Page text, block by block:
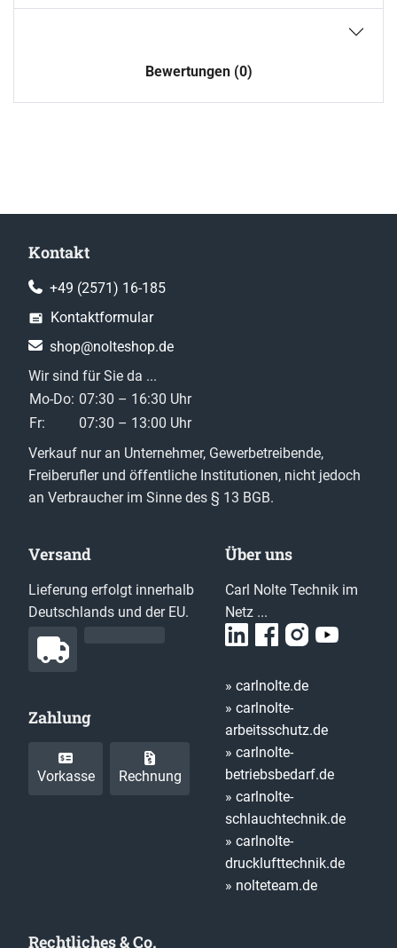
Bewertungen (0)
Kontakt
+49 (2571) 16-185
Kontaktformular
shop@nolteshop.de
Wir sind für Sie da ...
Mo-Do: 07:30 – 16:30 Uhr
Fr:
07:30 – 13:00 Uhr
Verkauf nur an Unternehmer, Gewerbetreibende,
Freiberufler und öffentliche Institutionen, nicht jedoch
an Verbraucher im Sinne des § 13 BGB.
Versand
Lieferung erfolgt innerhalb
Deutschlands und der EU.
Zahlung
Vorkasse Rechnung
Über uns
Carl Nolte Technik im
Netz ...
» carlnolte.de
» carlnolte-
arbeitsschutz.de
» carlnolte-
betriebsbedarf.de
» carlnolte-
schlauchtechnik.de
» carlnolte-
drucklufttechnik.de
» nolteteam.de
Rechtliches & Co.